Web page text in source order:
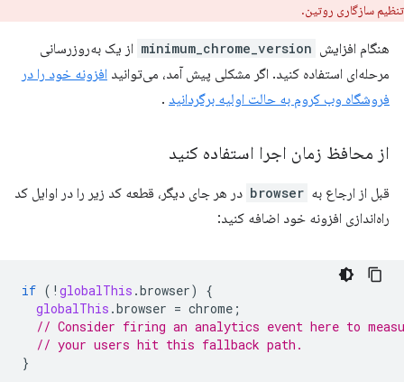
تنظیم سازگاری روتین.
هنگام افزایش minimum_chrome_version از یک به‌روزرسانی
مرحله‌ای استفاده کنید. اگر مشکلی پیش آمد، می‌توانید افزونه خود را در
فروشگاه وب کروم به حالت اولیه برگردانید .
از محافظ زمان اجرا استفاده کنید
قبل از ارجاع به browser در هر جای دیگر، قطعه کد زیر را در اوایل کد
راه‌اندازی افزونه خود اضافه کنید:
if ( ! globalThis .browser)
{
globalThis .browser = chrome ;
// Consider firing an analytics event here to
// your users hit this fallback path.
}